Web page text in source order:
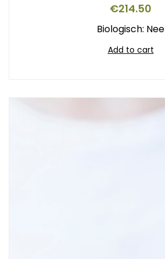
€214.50
Biologisch: Nee
Add to cart